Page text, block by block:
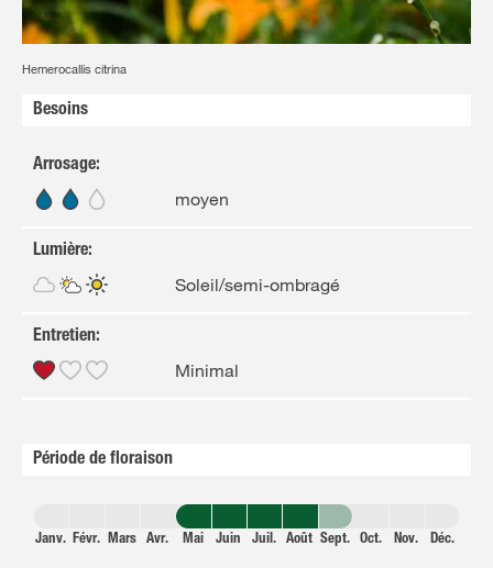
Hemerocallis citrina
Besoins
Arrosage:
moyen
Lumière:
Soleil/semi-ombragé
Entretien:
Minimal
Période de floraison
Janv. Févr. Mars Avr. Mai Juin Juil. Août Sept. Oct. Nov. Déc.